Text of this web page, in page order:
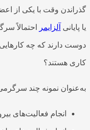
گذراندن وقت با یکی از
یا پایانی آلزایمر احتمالاً
دوست دارند که چه کارهایی
کاری هستند؟
به‌عنوان نمونه چند
انجام فعالیت‌های